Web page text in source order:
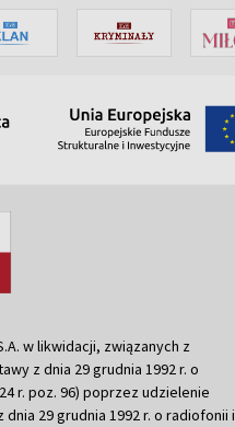
w likwidacji, związanych z
z dnia 29 grudnia 1992 r. o
r. poz. 96) poprzez udzielenie
29 grudnia 1992 r. o radiofonii i